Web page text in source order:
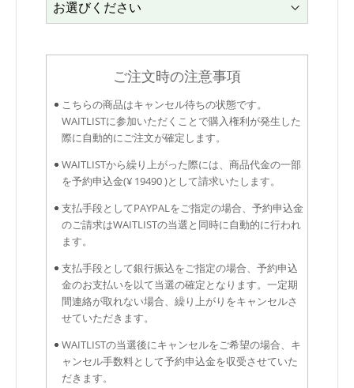
ご注文時の注意事項
こちらの商品はキャンセル待ちの状態です。
WAITLISTに参加いただくことで購入権利が発生した
際に自動的にご注文が確定します。
WAITLISTから繰り上がった際には、商品代金の一部
を予約申込金(¥ 19490 )として請求いたします。
支払手段としてPAYPALをご指定の場合、予約申込金
のご請求はWAITLISTの当選と同時に自動的に行われ
ます。
支払手段として銀行振込をご指定の場合、予約申込
金のお支払いを以て当選の確定となります。一定期
間連絡が取れない場合、繰り上がりをキャンセルさ
せていただきます。
WAITLISTの当選後にキャンセルをご希望の場合、キ
ャンセル手数料として予約申込金を収受させていた
だきます。